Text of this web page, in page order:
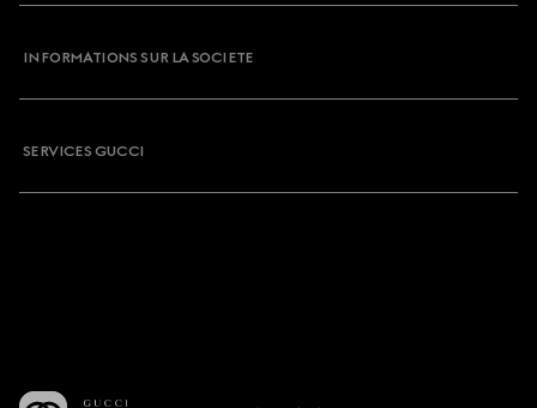
INFORMATIONS SUR LA SOCIETE
SERVICES GUCCI